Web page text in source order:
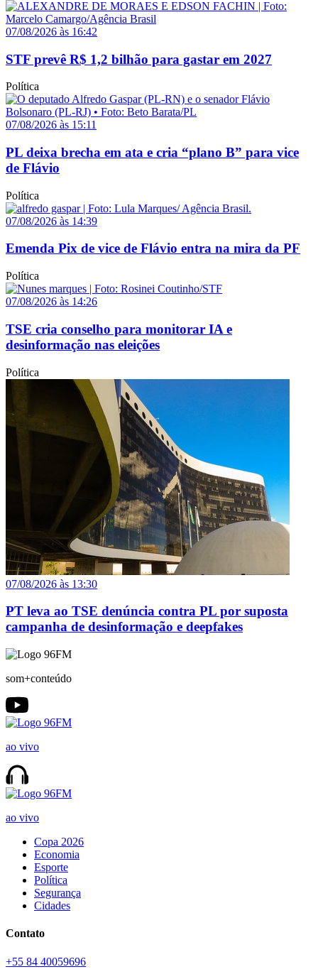
07/08/2026 às 16:42
STF prevê R$ 1,2 bilhão para gastar em 2027
Política
07/08/2026 às 15:11
PL deixa brecha em ata e cria “plano B” para vice
de Flávio
Política
07/08/2026 às 14:39
Emenda Pix de vice de Flávio entra na mira da PF
Política
07/08/2026 às 14:26
TSE cria conselho para monitorar IA e
desinformação nas eleições
Política
07/08/2026 às 13:30
PT leva ao TSE denúncia contra PL por suposta
campanha de desinformação e deepfakes
som+conteúdo
ao vivo
ao vivo
Copa 2026
Economia
Esporte
Política
Segurança
Cidades
Contato
+55 84 40059696